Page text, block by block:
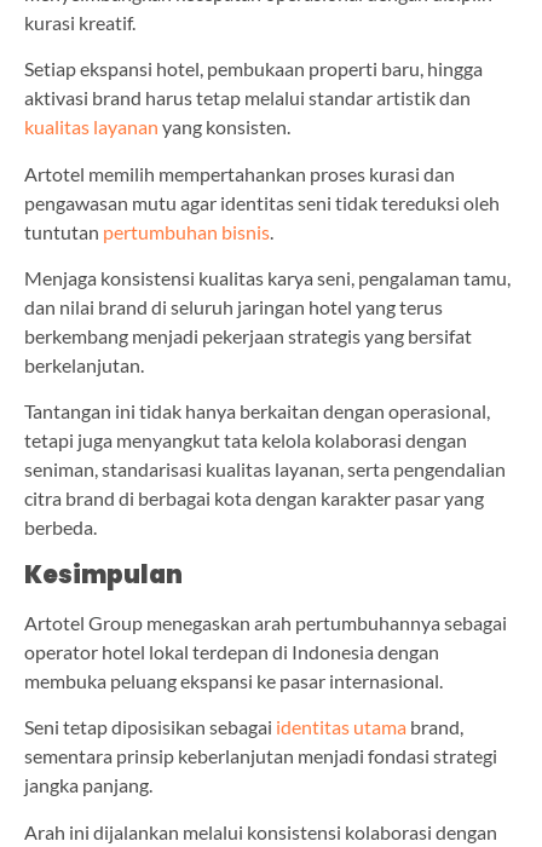
kurasi kreatif.
Setiap ekspansi hotel, pembukaan properti baru, hingga
aktivasi brand harus tetap melalui standar artistik dan
kualitas layanan yang konsisten.
Artotel memilih mempertahankan proses kurasi dan
pengawasan mutu agar identitas seni tidak tereduksi oleh
tuntutan pertumbuhan bisnis
Menjaga konsistensi kualitas karya seni, pengalaman tamu,
dan nilai brand di seluruh jaringan hotel yang terus
berkembang menjadi pekerjaan strategis yang bersifat
berkelanjutan.
Tantangan ini tidak hanya berkaitan dengan operasional,
tetapi juga menyangkut tata kelola kolaborasi dengan
seniman, standarisasi kualitas layanan, serta pengendalian
citra brand di berbagai kota dengan karakter pasar yang
berbeda.
Kesimpulan
Artotel Group menegaskan arah pertumbuhannya sebagai
operator hotel lokal terdepan di Indonesia dengan
membuka peluang ekspansi ke pasar internasional.
Seni tetap diposisikan sebagai identitas utama brand,
sementara prinsip keberlanjutan menjadi fondasi strategi
jangka panjang.
Arah ini dijalankan melalui konsistensi kolaborasi dengan